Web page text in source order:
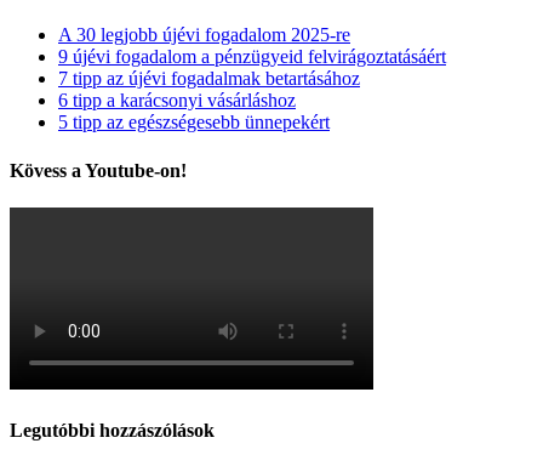
A 30 legjobb újévi fogadalom 2025-re
9 újévi fogadalom a pénzügyeid felvirágoztatásáért
7 tipp az újévi fogadalmak betartásához
6 tipp a karácsonyi vásárláshoz
5 tipp az egészségesebb ünnepekért
Kövess a Youtube-on!
Legutóbbi hozzászólások